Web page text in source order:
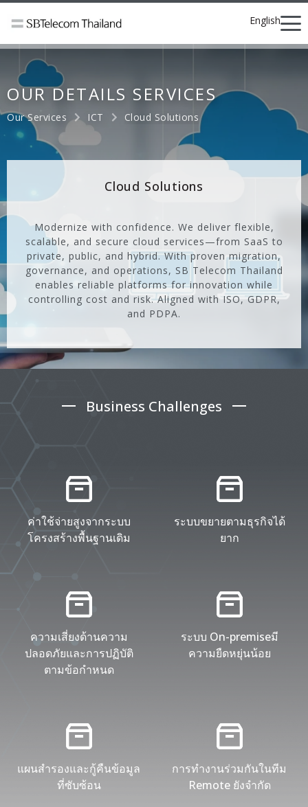
English
OUR DETAILS SERVICES
Our Services ICT Cloud Solutions
Cloud Solutions
Modernize with confidence. We deliver flexible,
scalable, and secure cloud services—from SaaS to
private, public, and hybrid. With proven migration,
governance, and operations, SB Telecom Thailand
enables reliable platforms for innovation while
controlling cost and risk. Aligned with ISO, GDPR,
and PDPA.
Business Challenges
ค่าใช้จ่ายสูงจากระบบ
โครงสร้างพื้นฐานเดิม
ระบบขยายตามธุรกิจได้
ยาก
ความเสี่ยงด้านความ
ปลอดภัยและการปฏิบัติ
ตามข้อกำหนด
ระบบ On-premiseมี
ความยืดหยุ่นน้อย
แผนสำรองและกู้คืนข้อมูล
ที่ซับซ้อน
การทำงานร่วมกันในทีม
Remote ยังจำกัด